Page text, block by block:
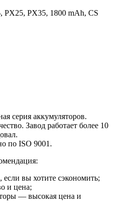
PX35, 1800 mAh, CS
серия аккумуляторов.
Завод работает более 10
по ISO 9001.
вы хотите сэкономить;
и цена;
— высокая цена и